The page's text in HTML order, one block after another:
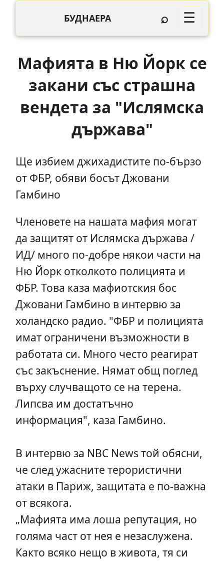
БУДНАЕРА ⌕ ☰
Мафията в Ню Йорк се
закани със страшна
вендета за "Ислямска
държава"
Ще избием джихадистите по-бързо
от ФБР, обяви босът Джовани
Гамбино
Членовете на нашата мафия могат
да защитят от Ислямска държава /
ИД/ много по-добре някои части на
Ню Йорк отколкото полицията и
ФБР. Това каза мафиотския бос
Джовани Гамбино в интервю за
холандско радио. "ФБР и полицията
имат ограничени възможности в
работата си. Много често реагират
със закъснение. Нямат общ поглед
върху случващото се на терена.
Липсва им достатъчно
информация", каза Гамбино.
В интервю за NBC News той обясни,
че след ужасните терористични
атаки в Париж, защитата е по-важна
от всякога.
„Мафията има лоша репутация, но
голяма част от нея е незаслужена.
Както всяко нещо в живота, тя си